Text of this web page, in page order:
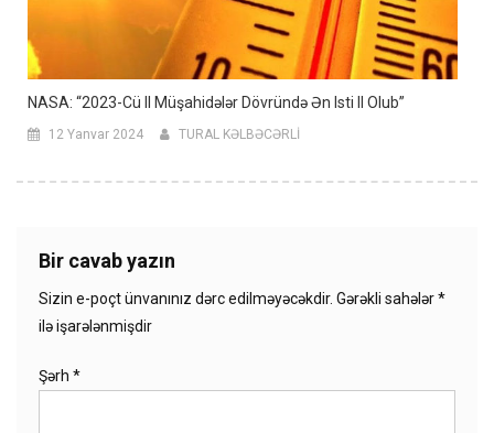
NASA: “2023-Cü Il Müşahidələr Dövründə Ən Isti Il Olub”
12 Yanvar 2024 TURAL KƏLBƏCƏRLİ
Bir cavab yazın
Sizin e-poçt ünvanınız dərc edilməyəcəkdir. Gərəkli sahələr*
ilə işarələnmişdir
Şərh *